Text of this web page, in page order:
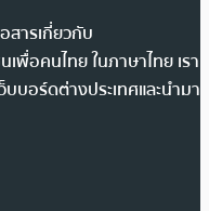
สารเกี่ยวกับ
พื่อคนไทย ในภาษาไทย เรา
บอร์ดต่างประเทศและนำมา